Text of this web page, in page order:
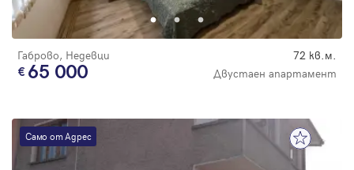
Габрово, Недевци 72 кв.м.
65 000 Двустаен апартамент
Само от Адрес